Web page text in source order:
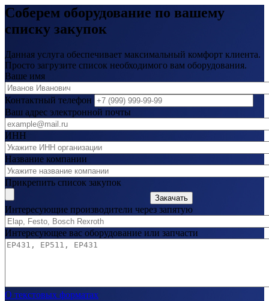
Соберем оборудование по вашему
списку закупок
Данная услуга обеспечивает максимальный комфорт клиента.
Просто загрузите список необходимого вам оборудования.
Ваше имя
Контактный телефон
Ваш адрес электронной почты
ИНН
Название компании
Прикрепить список закупок
Закачать
Интересующие производители через запятую
Интересующее вас оборудование или запчасти
О текстовых форматах